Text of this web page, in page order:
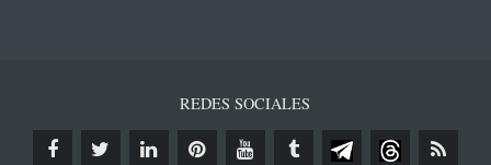
REDES SOCIALES